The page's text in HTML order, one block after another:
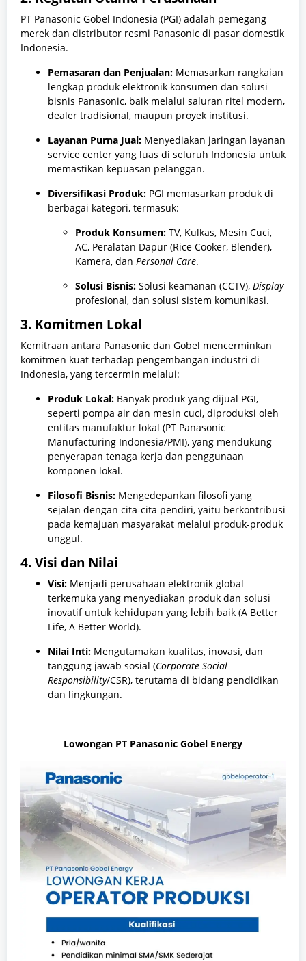
PT Panasonic Gobel Indonesia (PGI) adalah pemegang
merek dan distributor resmi Panasonic di pasar domestik
Indonesia.
Pemasaran dan Penjualan: Memasarkan rangkaian
lengkap produk elektronik konsumen dan solusi
bisnis Panasonic, baik melalui saluran ritel modern,
dealer tradisional, maupun proyek institusi.
Layanan Purna Jual: Menyediakan jaringan layanan
service center yang luas di seluruh Indonesia untuk
memastikan kepuasan pelanggan.
Diversifikasi Produk: PGI memasarkan produk di
berbagai kategori, termasuk:
Produk Konsumen: TV, Kulkas, Mesin Cuci,
AC, Peralatan Dapur (Rice Cooker, Blender),
Kamera, dan Personal Care.
Solusi Bisnis: Solusi keamanan (CCTV), Display
profesional, dan solusi sistem komunikasi.
3. Komitmen Lokal
Kemitraan antara Panasonic dan Gobel mencerminkan
komitmen kuat terhadap pengembangan industri di
Indonesia, yang tercermin melalui:
Produk Lokal: Banyak produk yang dijual PGI,
seperti pompa air dan mesin cuci, diproduksi oleh
entitas manufaktur lokal (PT Panasonic
Manufacturing Indonesia/PMI), yang mendukung
penyerapan tenaga kerja dan penggunaan
komponen lokal.
Filosofi Bisnis: Mengedepankan filosofi yang
sejalan dengan cita-cita pendiri, yaitu berkontribusi
pada kemajuan masyarakat melalui produk-produk
unggul.
4. Visi dan Nilai
Visi: Menjadi perusahaan elektronik global
terkemuka yang menyediakan produk dan solusi
inovatif untuk kehidupan yang lebih baik (A Better
Life, A Better World).
Nilai Inti: Mengutamakan kualitas, inovasi, dan
tanggung jawab sosial (Corporate Social
Responsibility/CSR), terutama di bidang pendidikan
dan lingkungan.
Lowongan PT Panasonic Gobel Energy